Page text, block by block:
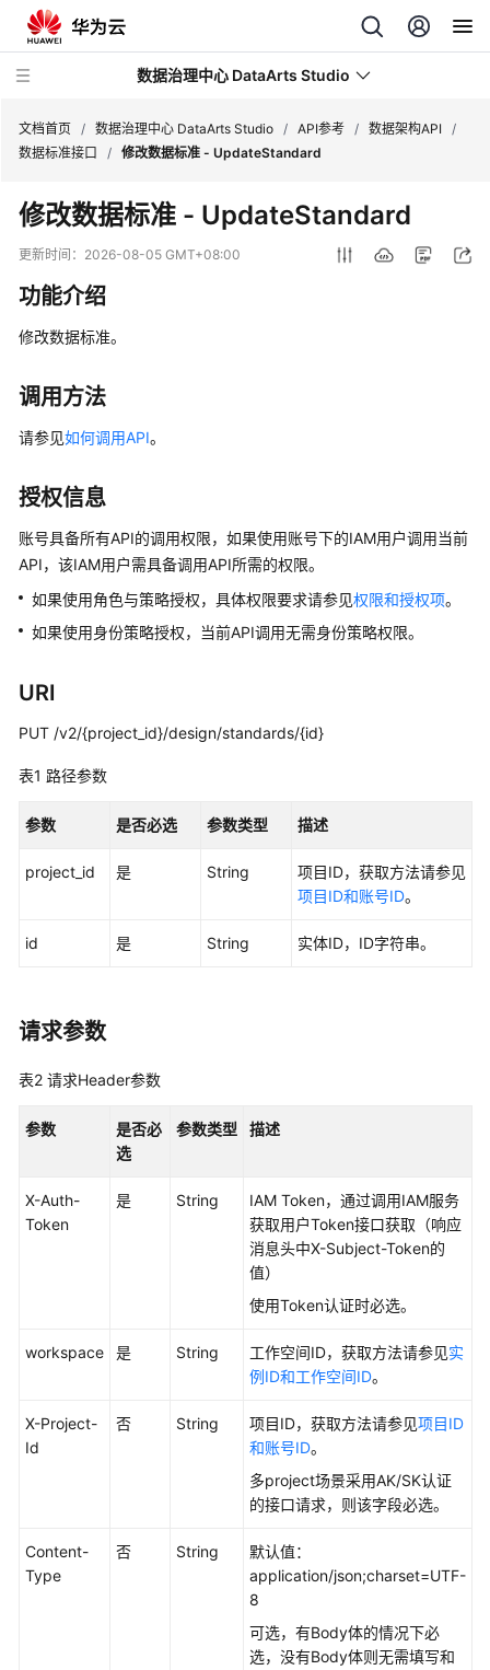
数据治理中心 DataArts Studio
新
动
务
告
产
介
数
据
治
理
法
速
门
用
佳
践
API
使
览
文档首页 / 数据治理中心 DataArts Studio / API参考 / 数据架构API /
数据标准接口
/ 修改数据标准 - UpdateStandard
修改数据标准 - UpdateStandard
更新时间： 2026-08-05 GMT+08:00
功能介绍
修改数据标准。
调用方法
请参见如何调用API。
授权信息
账号具备所有API的调用权限，如果使用账号下的IAM用户调用当前
API，该IAM用户需具备调用API所需的权限。
如果使用角色与策略授权，具体权限要求请参见权限和授权项。
如果使用身份策略授权，当前API调用无需身份策略权限。
URI
PUT /v2/{project_id}/design/standards/{id}
表1 路径参数
参数 是否必选 参数类型 描述
project_id 是 String
项目ID，获取方法请参见
项目ID和账号ID。
id 是 String 实体ID，ID字符串。
请求参数
表2 请求Header参数
参数
是否必
选
参数类型 描述
X-Auth-
Token
是 String
IAM Token，通过调用IAM服务
获取用户Token接口获取（响应
消息头中X-Subject-Token的
值）
使用Token认证时必选。
workspace 是 String 工作空间ID，获取方法请参见实
例ID和工作空间ID。
X-Project-
Id
否 String 项目ID，获取方法请参见项目ID
和账号ID。
多project场景采用AK/SK认证
的接口请求，则该字段必选。
Content-
Type
否 String
默认值：
application/json;charset=UTF-
8
可选，有Body体的情况下必
选，没有Body体则无需填写和